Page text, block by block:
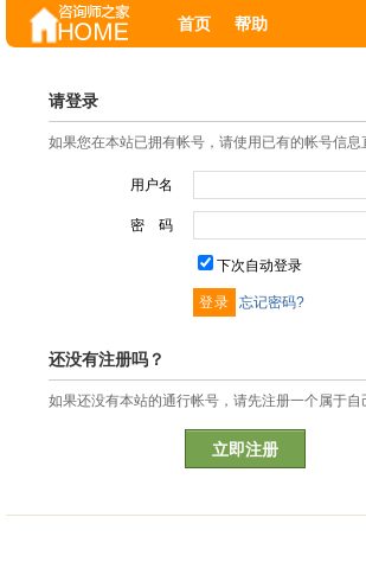
首页 帮助
请登录
如果您在本站已拥有帐号，请使用已有的帐号信
用户名
密 码
下次自动登录
忘记密码?
还没有注册吗？
如果还没有本站的通行帐号，请先注册一个属于自
立即注册